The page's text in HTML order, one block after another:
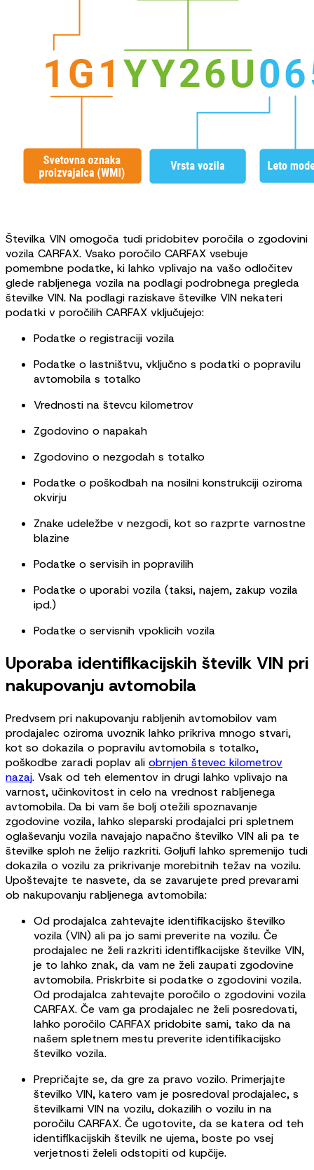
Številka VIN omogoča tudi pridobitev poročila o zgodovini
vozila CARFAX. Vsako poročilo CARFAX vsebuje
pomembne podatke, ki lahko vplivajo na vašo odločitev
glede rabljenega vozila na podlagi podrobnega pregleda
številke VIN. Na podlagi raziskave številke VIN nekateri
podatki v poročilih CARFAX vključujejo:
Podatke o registraciji vozila
Podatke o lastništvu, vključno s podatki o popravilu
avtomobila s totalko
Vrednosti na števcu kilometrov
Zgodovino o napakah
Zgodovino o nezgodah s totalko
Podatke o poškodbah na nosilni konstrukciji oziroma
okvirju
Znake udeležbe v nezgodi, kot so razprte varnostne
blazine
Podatke o servisih in popravilih
Podatke o uporabi vozila (taksi, najem, zakup vozila
ipd.)
Podatke o servisnih vpoklicih vozila
Uporaba identifikacijskih številk VIN pri
nakupovanju avtomobila
Predvsem pri nakupovanju rabljenih avtomobilov vam
prodajalec oziroma uvoznik lahko prikriva mnogo stvari,
kot so dokazila o popravilu avtomobila s totalko,
poškodbe zaradi poplav ali obrnjen števec kilometrov
nazaj. Vsak od teh elementov in drugi lahko vplivajo na
varnost, učinkovitost in celo na vrednost rabljenega
avtomobila. Da bi vam še bolj otežili spoznavanje
zgodovine vozila, lahko sleparski prodajalci pri spletnem
oglaševanju vozila navajajo napačno številko VIN ali pa te
številke sploh ne želijo razkriti. Goljufi lahko spremenijo tudi
dokazila o vozilu za prikrivanje morebitnih težav na vozilu.
Upoštevajte te nasvete, da se zavarujete pred prevarami
ob nakupovanju rabljenega avtomobila:
Od prodajalca zahtevajte identifikacijsko številko
vozila (VIN) ali pa jo sami preverite na vozilu. Če
prodajalec ne želi razkriti identifikacijske številke VIN,
je to lahko znak, da vam ne želi zaupati zgodovine
avtomobila. Priskrbite si podatke o zgodovini vozila.
Od prodajalca zahtevajte poročilo o zgodovini vozila
CARFAX. Če vam ga prodajalec ne želi posredovati,
lahko poročilo CARFAX pridobite sami, tako da na
našem spletnem mestu preverite identifikacijsko
številko vozila.
Prepričajte se, da gre za pravo vozilo. Primerjajte
številko VIN, katero vam je posredoval prodajalec, s
številkami VIN na vozilu, dokazilih o vozilu in na
poročilu CARFAX. Če ugotovite, da se katera od teh
identifikacijskih številk ne ujema, boste po vsej
verjetnosti želeli odstopiti od kupčije.